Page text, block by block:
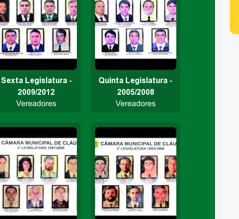
Sexta Legislatura -
2009/2012
Vereadores
Quinta Legislatura -
2005/2008
Vereadores